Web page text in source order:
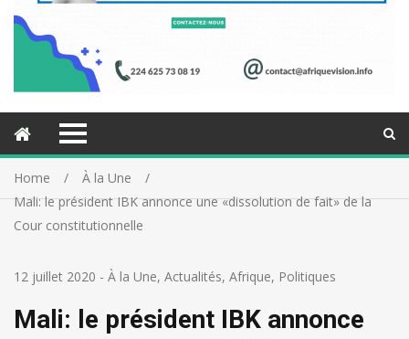
Home
À la Une
Mali: le président IBK annonce une «dissolution de fait» de la
Cour constitutionnelle
12 juillet 2020 - À la Une, Actualités, Afrique, Politiques
Mali: le président IBK annonce